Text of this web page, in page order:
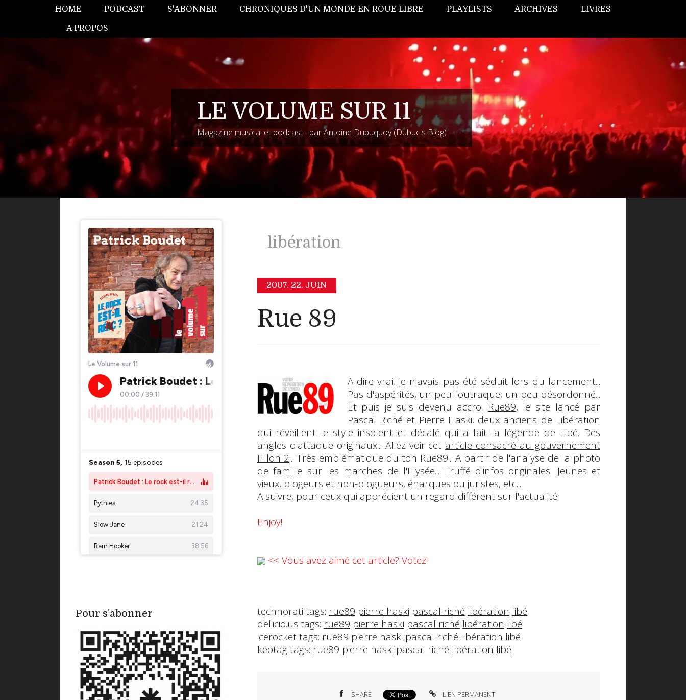
HOME PODCAST S'ABONNER CHRONIQUES D'UN MONDE EN ROUE LIBRE PLAYLISTS ARCHIVES LIVRES
A PROPOS
LE VOLUME SUR 11
Magazine musical et podcast - par Antoine Dubuquoy (Dubuc's Blog)
Pour s'abonner
libération
2007. 22. JUIN
Rue 89
A dire vrai, je n'avais pas été séduit lors du lancement...
Pas d'aspérités, un peu foutraque, un peu désordonné...
Et puis je suis devenu accro. Rue89, le site lancé par
Pascal Riché et Pierre Haski, deux anciens de Libération
qui réveillent le style insolent et décalé qui a fait la légende de Libé. Des
angles d'attaque originaux... Allez voir cet article consacré au gouvernement
Fillon 2... Très emblématique du ton Rue89... A partir de l'analyse de la photo
de famille sur les marches de l'Elysée... Truffé d'infos originales! Jeunes et
vieux, blogeurs et non-blogueurs, énarques ou juristes, etc...
A suivre, pour ceux qui apprécient un regard différent sur l'actualité.
Enjoy!
<< Vous avez aimé cet article? Votez!
technorati tags: rue89 pierre haski pascal riché libération libé
del.icio.us tags: rue89 pierre haski pascal riché libération libé
icerocket tags: rue89 pierre haski pascal riché libération libé
keotag tags: rue89 pierre haski pascal riché libération libé
SHARE
LIEN PERMANENT